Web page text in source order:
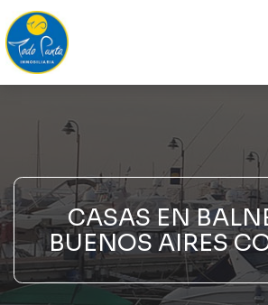
CASAS EN
BUENOS AIRES